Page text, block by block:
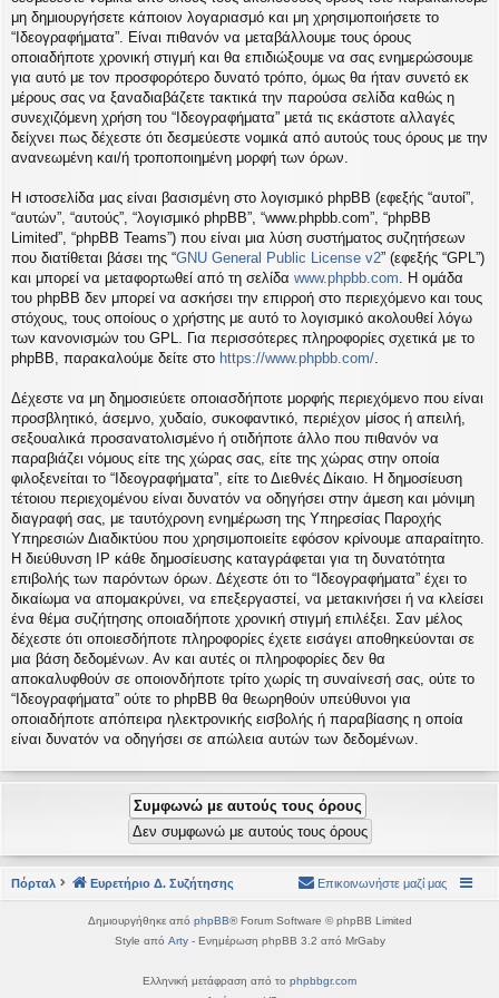
εις
μη δημιουργήσετε κάποιον λογαριασμό και μη χρησιμοποιήσετε το
“Ιδεογραφήματα”. Είναι πιθανόν να μεταβάλλουμε τους όρους
οποιαδήποτε χρονική στιγμή και θα επιδιώξουμε να σας ενημερώσουμε
για αυτό με τον προσφορότερο δυνατό τρόπο, όμως θα ήταν συνετό εκ
μέρους σας να ξαναδιαβάζετε τακτικά την παρούσα σελίδα καθώς η
συνεχιζόμενη χρήση του “Ιδεογραφήματα” μετά τις εκάστοτε αλλαγές
δείχνει πως δέχεστε ότι δεσμεύεστε νομικά από αυτούς τους όρους με την
ανανεωμένη και/ή τροποποιημένη μορφή των όρων.
Η ιστοσελίδα μας είναι βασισμένη στο λογισμικό phpBB (εφεξής “αυτοί”,
“αυτών”, “αυτούς”, “λογισμικό phpBB”, “www.phpbb.com”, “phpBB
Limited”, “phpBB Teams”) που είναι μια λύση συστήματος συζητήσεων
που διατίθεται βάσει της “GNU General Public License v2” (εφεξής “GPL”)
και μπορεί να μεταφορτωθεί από τη σελίδα www.phpbb.com . Η ομάδα
του phpBB δεν μπορεί να ασκήσει την επιρροή στο περιεχόμενο και τους
στόχους, τους οποίους ο χρήστης με αυτό το λογισμικό ακολουθεί λόγω
των κανονισμών του GPL. Για περισσότερες πληροφορίες σχετικά με το
phpBB, παρακαλούμε δείτε στο https://www.phpbb.com/
Δέχεστε να μη δημοσιεύετε οποιασδήποτε μορφής περιεχόμενο που είναι
προσβλητικό, άσεμνο, χυδαίο, συκοφαντικό, περιέχον μίσος ή απειλή,
σεξουαλικά προσανατολισμένο ή οτιδήποτε άλλο που πιθανόν να
παραβιάζει νόμους είτε της χώρας σας, είτε της χώρας στην οποία
φιλοξενείται το “Ιδεογραφήματα”, είτε το Διεθνές Δίκαιο. Η δημοσίευση
τέτοιου περιεχομένου είναι δυνατόν να οδηγήσει στην άμεση και μόνιμη
διαγραφή σας, με ταυτόχρονη ενημέρωση της Υπηρεσίας Παροχής
Υπηρεσιών Διαδικτύου που χρησιμοποιείτε εφόσον κρίνουμε απαραίτητο.
Η διεύθυνση IP κάθε δημοσίευσης καταγράφεται για τη δυνατότητα
επιβολής των παρόντων όρων. Δέχεστε ότι το “Ιδεογραφήματα” έχει το
δικαίωμα να απομακρύνει, να επεξεργαστεί, να μετακινήσει ή να κλείσει
ένα θέμα συζήτησης οποιαδήποτε χρονική στιγμή επιλέξει. Σαν μέλος
δέχεστε ότι οποιεσδήποτε πληροφορίες έχετε εισάγει αποθηκεύονται σε
μια βάση δεδομένων. Αν και αυτές οι πληροφορίες δεν θα
αποκαλυφθούν σε οποιονδήποτε τρίτο χωρίς τη συναίνεσή σας, ούτε το
“Ιδεογραφήματα” ούτε το phpBB θα θεωρηθούν υπεύθυνοι για
οποιαδήποτε απόπειρα ηλεκτρονικής εισβολής ή παραβίασης η οποία
είναι δυνατόν να οδηγήσει σε απώλεια αυτών των δεδομένων.
Πόρταλ Ευρετήριο Δ. Συζήτησης Επικοινωνήστε μαζί μας
Δημιουργήθηκε από phpBB® Forum Software © phpBB Limited
Style από Arty- Ενημέρωση phpBB 3.2 από MrGaby
Ελληνική μετάφραση από το phpbbgr.com